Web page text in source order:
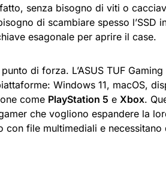
senza bisogno di viti o
di scambiare spesso l’SSD
esagonale per aprire il case.
di forza. L’ASUS TUF
Windows 11, macOS,
come PlayStation 5 e Xbox.
che vogliono espandere la
con file multimediali e